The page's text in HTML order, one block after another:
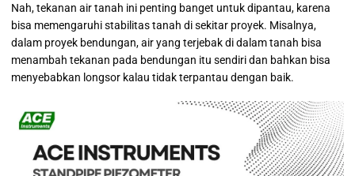
Nah, tekanan air tanah ini penting banget untuk dipantau, karena
bisa memengaruhi stabilitas tanah di sekitar proyek. Misalnya,
dalam proyek bendungan, air yang terjebak di dalam tanah bisa
menambah tekanan pada bendungan itu sendiri dan bahkan bisa
menyebabkan longsor kalau tidak terpantau dengan baik.